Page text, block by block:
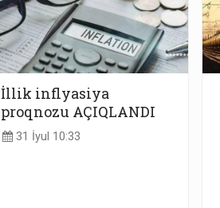
İllik inflyasiya
proqnozu AÇIQLANDI
31 İyul 10:33